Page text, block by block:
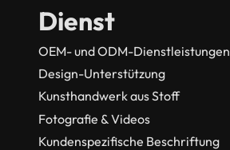
Dienst
OEM- und ODM-Dienstleistungen
Design-Unterstützung
Kunsthandwerk aus Stoff
Fotografie & Videos
Kundenspezifische Beschriftung